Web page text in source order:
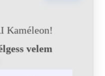
Kaméleon!
velem